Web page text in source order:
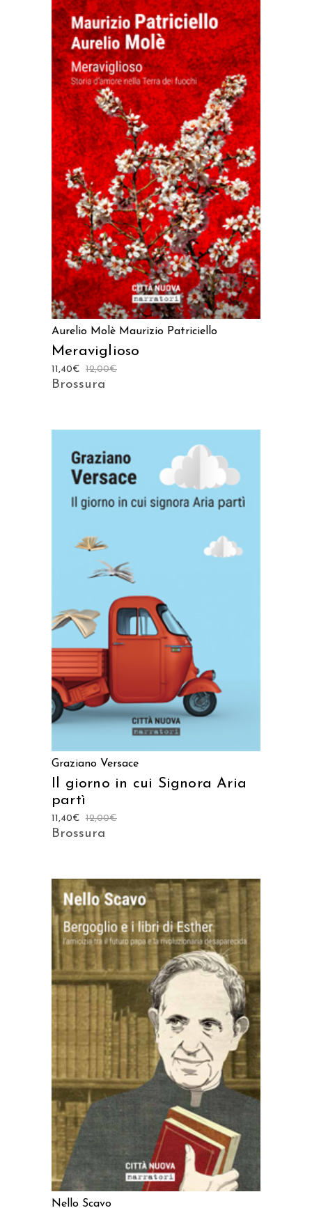
AGGIUNGI AL CARRELLO
Aurelio Molè Maurizio Patriciello
Meraviglioso
12,00€
11,40€
Brossura
Graziano Versace
Il giorno in cui Signora Aria
partì
12,00€
11,40€
Brossura
AGGIUNGI AL CARRELLO
Nello Scavo